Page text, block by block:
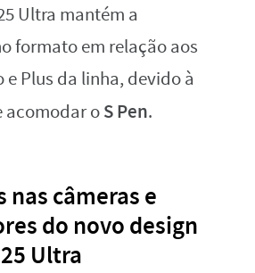
Ultra mantém a
formato em relação aos
Plus da linha, devido à
acomodar oS Pen.
nas câmeras e
do novo design
Ultra